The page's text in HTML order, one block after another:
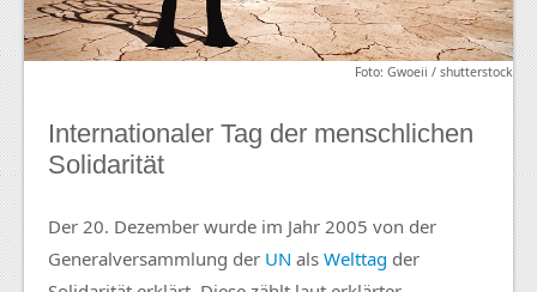
Foto: Gwoeii / shutterstock
Internationaler Tag der menschlichen
Solidarität
Der 20. Dezember wurde im Jahr 2005 von der
Generalversammlung der UN als Welttag der